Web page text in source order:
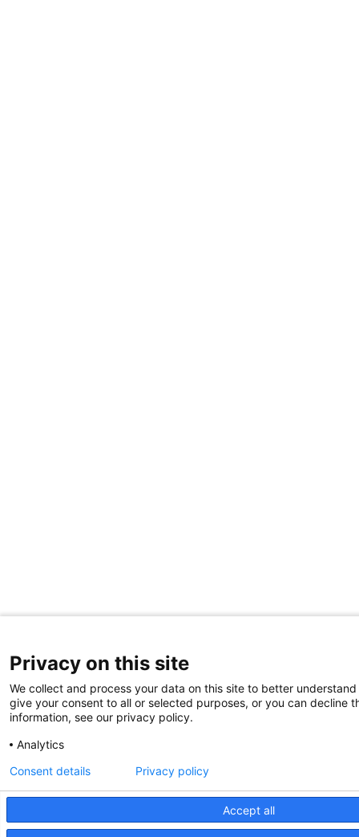
Privacy on this site
We collect and process your data on this site to better
give your consent to all or selected purposes, or you can decline
information, see our privacy policy.
Analytics
Accept all
Consent details Privacy policy